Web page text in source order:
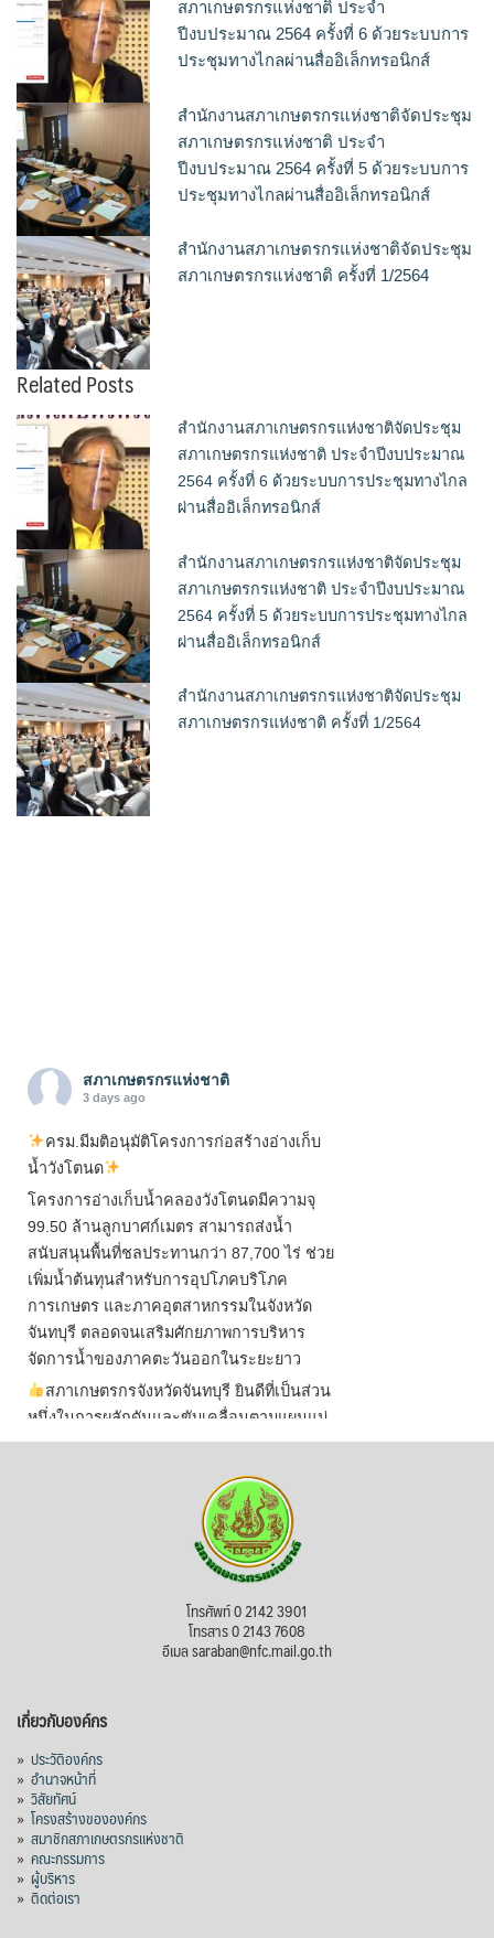
สภาเกษตรกรแห่งชาติ ประจำ
ปีงบประมาณ 2564 ครั้งที่ 6 ด้วยระบบการ
ประชุมทางไกลผ่านสื่ออิเล็กทรอนิกส์
สำนักงานสภาเกษตรกรแห่งชาติจัดประชุม
สภาเกษตรกรแห่งชาติ ประจำ
ปีงบประมาณ 2564 ครั้งที่ 5 ด้วยระบบการ
ประชุมทางไกลผ่านสื่ออิเล็กทรอนิกส์
สำนักงานสภาเกษตรกรแห่งชาติจัดประชุม
สภาเกษตรกรแห่งชาติ ครั้งที่ 1/2564
Related Posts
สำนักงานสภาเกษตรกรแห่งชาติจัดประชุม
สภาเกษตรกรแห่งชาติ ประจำปีงบประมาณ
2564 ครั้งที่ 6 ด้วยระบบการประชุมทางไกล
ผ่านสื่ออิเล็กทรอนิกส์
สำนักงานสภาเกษตรกรแห่งชาติจัดประชุม
สภาเกษตรกรแห่งชาติ ประจำปีงบประมาณ
2564 ครั้งที่ 5 ด้วยระบบการประชุมทางไกล
ผ่านสื่ออิเล็กทรอนิกส์
สำนักงานสภาเกษตรกรแห่งชาติจัดประชุม
สภาเกษตรกรแห่งชาติ ครั้งที่ 1/2564
สภาเกษตรกรแห่งชาติ
3 days ago
ครม.มีมติอนุมัติโครงการก่อสร้างอ่างเก็บ
น้ำวังโตนด
โครงการอ่างเก็บน้ำคลองวังโตนดมีความจุ
99.50 ล้านลูกบาศก์เมตร สามารถส่งน้ำ
สนับสนุนพื้นที่ชลประทานกว่า 87,700 ไร่ ช่วย
เพิ่มน้ำต้นทุนสำหรับการอุปโภคบริโภค
การเกษตร และภาคอุตสาหกรรมในจังหวัด
จันทบุรี ตลอดจนเสริมศักยภาพการบริหาร
จัดการน้ำของภาคตะวันออกในระยะยาว
สภาเกษตรกรจังหวัดจันทบุรี ยินดีที่เป็นส่วน
หนึ่งในการผลักดันและขับเคลื่อนตามแผนแม่
บทเพื่อพั ...See More
ไม่สามารถดูเนื้อหานี้ได้ในขณะนี้
สภาเกษตรกรแห่งชาติ
ไทยในช่วง 6 เดือนของปี 2569 (ม.ค.-มิ.ย.) มี
1,205 ล้านดอลลาร์สหรัฐ (ประมาณ
38,003.15 ล้านบาท) ลดลง 27.69%
ปรับตัวลดลงตามสภาวะเศรษฐกิจและการค้า
โลก โดยตลาดส่งออกสำคัญ จีน ส่งออกได้
1.52 ล้านตัน ลด 61.71%
โทรศัพท์ 0 2142 3901
โทรสาร 0 2143 7608
อีเมล saraban@nfc.mail.go.th
เกี่ยวกับองค์กร
» ประวัติองค์กร
» อำนาจหน้าที่
» วิสัยทัศน์
» โครงสร้างขององค์กร
» สมาชิกสภาเกษตรกรแห่งชาติ
» คณะกรรมการ
» ผู้บริหาร
» ติดต่อเรา